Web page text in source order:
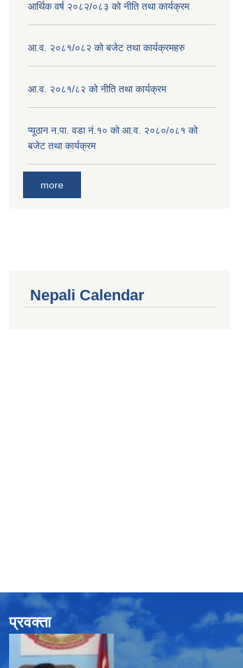
आर्थिक वर्ष २०८२/०८३ को नीति तथा कार्यक्रम
आ.व. २०८१/०८२ को बजेट तथा कार्यक्रमहरु
आ.व. २०८१/८२ को नीति तथा कार्यक्रम
प्यूठान न.पा. वडा नं.१० को आ.व. २०८०/०८१ को
बजेट तथा कार्यक्रम
more
Nepali Calendar
प्रवक्ता